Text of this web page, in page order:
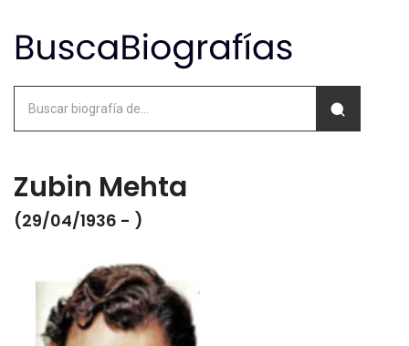
Zubin Mehta
(29/04/1936 - )